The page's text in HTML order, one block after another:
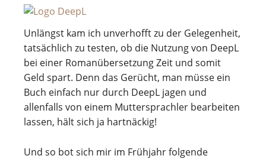
Unlängst kam ich unverhofft zu der Gelegenheit,
tatsächlich zu testen, ob die Nutzung von DeepL
bei einer Romanübersetzung Zeit und somit
Geld spart. Denn das Gerücht, man müsse ein
Buch einfach nur durch DeepL jagen und
allenfalls von einem Muttersprachler bearbeiten
lassen, hält sich ja hartnäckig!
Und so bot sich mir im Frühjahr folgende